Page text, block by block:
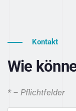
Kontakt
Wie
* – Pflichtfelder